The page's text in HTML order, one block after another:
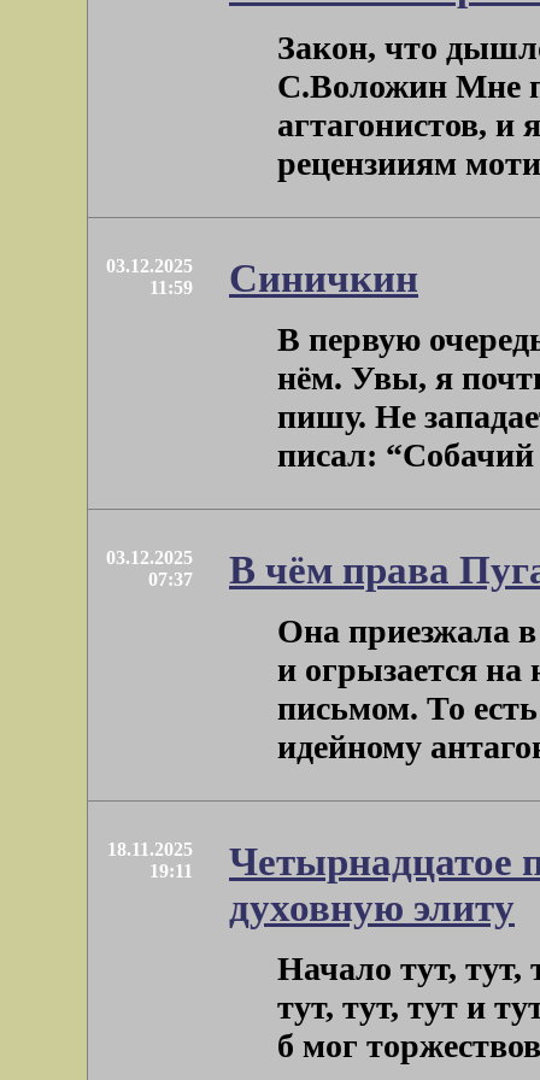
Закон, что
С.Воложин Мне
агтагонистов, и
рецензииям
03.12.2025
11:59
Синичкин
В первую
нём. Увы, я
пишу. Не
писал: “Собачий
03.12.2025
07:37
В чём права
Она приезжала
и огрызается
письмом. То
идейному
18.11.2025
19:11
Четырнадцатое
духовную элиту
Начало тут, тут,
тут, тут, тут и
б мог